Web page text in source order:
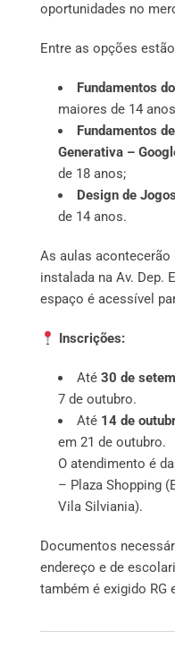
oportunidades no
Entre as opções
Fundamentos
maiores de 14
Fundamentos
Generativa –
de 18 anos;
Design de
de 14 anos.
As aulas acontecerão
instalada na Av. Dep.
espaço é acessível
Inscrições:
Até 30 de
7 de outubro.
Até 14 de
em 21 de outubro.
O atendimento é
– Plaza Shopping
Vila Silviania).
Documentos
endereço e de
também é exigido RG